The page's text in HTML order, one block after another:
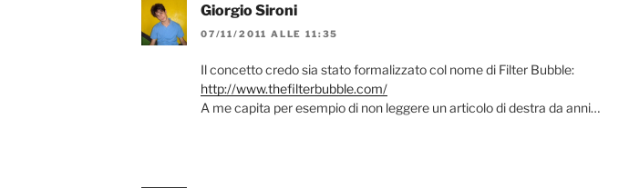
Giorgio Sironi
07/11/2011 ALLE 11:35
Il concetto credo sia stato formalizzato col nome di Filter Bubble:
http://www.thefilterbubble.com/
A me capita per esempio di non leggere un articolo di destra da anni…